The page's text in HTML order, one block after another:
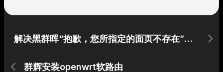
解决黑群晖“抱歉，您所指定的面页不存在”问题
群辉安装openwrt软路由